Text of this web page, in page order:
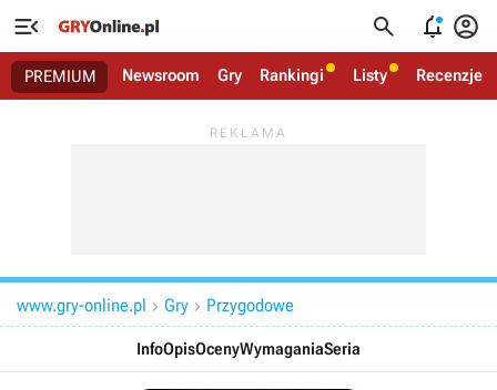
   
PREMIUM Newsroom Gry Rankingi Listy Recenzje
www.gry-online.pl  Gry  Przygodowe
InfoOpisOcenyWymaganiaSeria